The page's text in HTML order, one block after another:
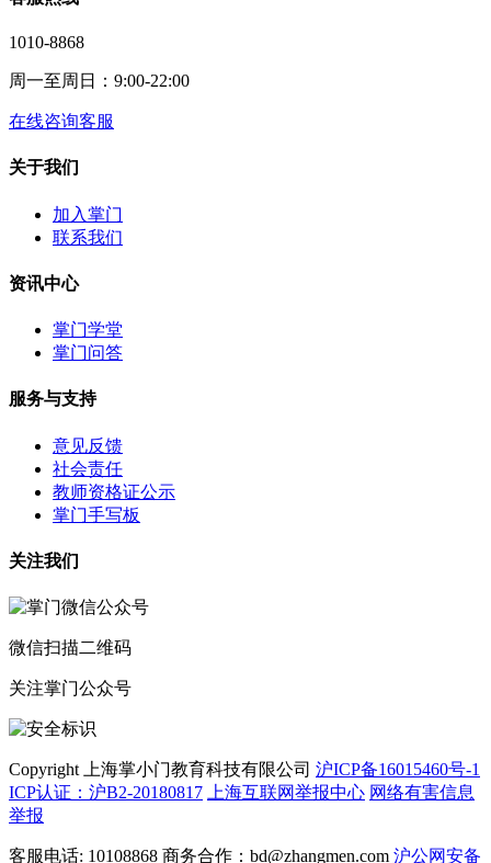
1010-8868
周一至周日：9:00-22:00
在线咨询客服
关于我们
加入掌门
联系我们
资讯中心
掌门学堂
掌门问答
服务与支持
意见反馈
社会责任
教师资格证公示
掌门手写板
关注我们
微信扫描二维码
关注掌门公众号
Copyright 上海掌小门教育科技有限公司 沪ICP备16015460号-1
ICP认证：沪B2-20180817
上海互联网举报中心 网络有害信息
举报
客服电话: 10108868 商务合作：bd@zhangmen.com 沪公网安备